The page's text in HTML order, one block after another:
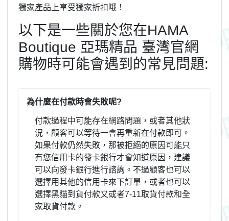
獨家產品上享受獨家折扣哦！
以下是一些關於您在HAMA
Boutique 亞瑪精品 臺灣官網
購物時可能會遇到的常見問題:
為什麼在付款時會失敗呢?
付款過程中可能存在網路問題，或者其他狀
況，顧客可以等待一會再重新在付款即可。
如果付款仍然失敗，那被拒絕的原因可能只
有您信用卡的發卡銀行才會知道原因，建議
可以向發卡銀行進行諮詢。不過顧客也可以
選擇用其他的信用卡來下訂單，或者也可以
選擇黑貓到貨付款又或者7-11取貨付款和全
家取貨付款。